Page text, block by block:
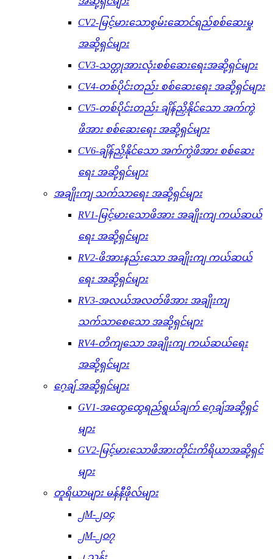
CV2-မြင့်မားသောစွမ်းဆောင်ရည်စစ်ဆေးမှု
အဆို့ရှင်များ
CV3-သတ္တုအားလုံးစစ်ဆေးရေးအဆို့ရှင်များ
CV4-တစ်ပိုင်းတည်း စစ်ဆေးရေး အဆို့ရှင်များ
CV5-တစ်ပိုင်းတည်း ချိန်ညှိနိုင်သော အက်ကွဲ
ဖိအား စစ်ဆေးရေး အဆို့ရှင်များ
CV6-ချိန်ညှိနိုင်သော အက်ကွဲဖိအား စစ်ဆေး
ရေး အဆို့ရှင်များ
အချိုးကျ သက်သာရေး အဆို့ရှင်များ
RV1-မြင့်မားသောဖိအား အချိုးကျ ကယ်ဆယ်
ရေး အဆို့ရှင်များ
RV2-ဖိအားနည်းသော အချိုးကျ ကယ်ဆယ်
ရေး အဆို့ရှင်များ
RV3-အလယ်အလတ်ဖိအား အချိုးကျ
သက်သာစေသော အဆို့ရှင်များ
RV4-တိကျသော အချိုးကျ ကယ်ဆယ်ရေး
အဆို့ရှင်များ
ဂေ့ချ် အဆို့ရှင်များ
GV1-အထွေထွေရည်ရွယ်ချက် ဂေ့ချ်အဆို့ရှင်
များ
GV2-မြင့်မားသောဖိအားတိုင်းကိရိယာအဆို့ရှင်
များ
တူရိယာများ မန်နီဖိုလ်များ
၂M-၂၀၄
၂M-၂၀၇
၂ သန်း